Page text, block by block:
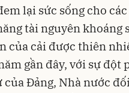
lại sức sống cho
tài nguyên khoáng
của cải được thiên
gần đây, với sự đột
của Đảng, Nhà nước